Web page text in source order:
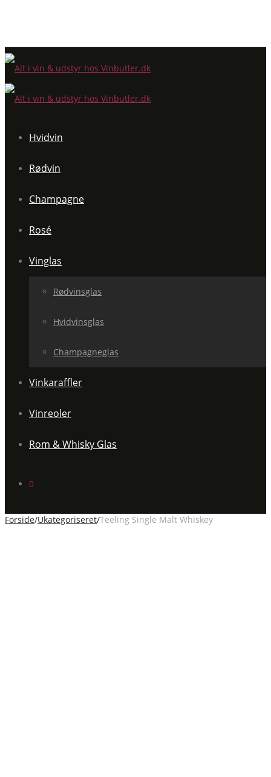
Hvidvin
Rødvin
Champagne
Rosé
Vinglas
Rødvinsglas
Hvidvinsglas
Champagneglas
Vinkaraffler
Vinreoler
Rom & Whisky Glas
0
Forside/Ukategoriseret/Teeling Single Malt Whiskey